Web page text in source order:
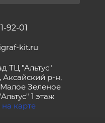
92-01
kit.ru
ТЦ "Альтус"
Аксайский р-н,
Зеленое
1 этаж
карте